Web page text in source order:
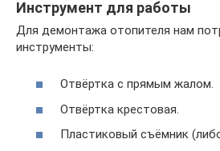
Инструмент для работы
Для демонтажа отопителя нам
инструменты:
Отвёртка с прямым жалом.
Отвёртка крестовая.
Пластиковый съёмник